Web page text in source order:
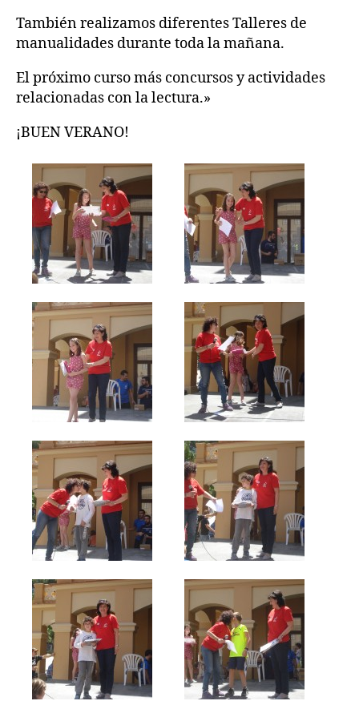
También realizamos diferentes Talleres de
manualidades durante toda la mañana.
El próximo curso más concursos y actividades
relacionadas con la lectura.»
¡BUEN VERANO!